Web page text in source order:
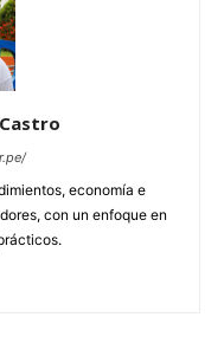
economía e
con un enfoque en